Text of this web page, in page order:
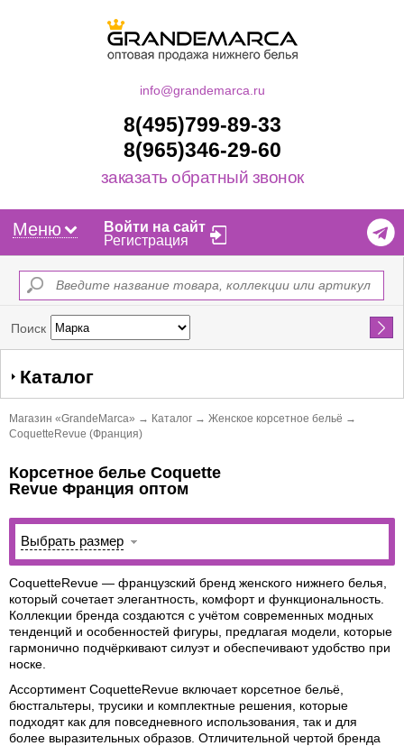
info@grandemarca.ru
8(495)799-89-33
8(965)346-29-60
заказать обратный звонок
Меню
Войти на сайт
Регистрация
Поиск Найти
Каталог
Магазин «GrandeMarca» → Каталог → Женское корсетное бельё →
CoquetteRevue (Франция)
Корсетное белье Coquette
Revue Франция оптом
Выбрать размер
CoquetteRevue — французский бренд женского нижнего белья,
который сочетает элегантность, комфорт и функциональность.
Коллекции бренда создаются с учётом современных модных
тенденций и особенностей фигуры, предлагая модели, которые
гармонично подчёркивают силуэт и обеспечивают удобство при
носке.
Ассортимент CoquetteRevue включает корсетное бельё,
бюстгальтеры, трусики и комплектные решения, которые
подходят как для повседневного использования, так и для
более выразительных образов. Отличительной чертой бренда